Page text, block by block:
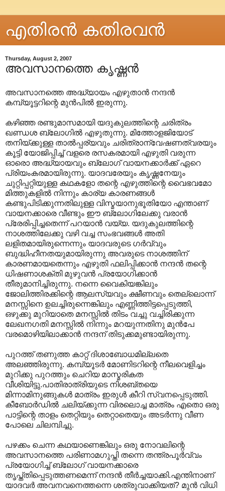
എതിരന്‍ കതിരവന്‍
Thursday, August 2, 2007
അവസാനത്തെ കൃഷ്ണന്‍
അവസാനത്തെ അദ്ധ്യായം എഴുതാന്‍ നന്ദന്‍
കമ്പ്യൂട്ടറിന്റെ മുന്‍പില്‍ ഇരുന്നു.
കഴിഞ്ഞ രണ്ടുമാസമായി യദുകുലത്തിന്റെ ചരിത്രം
ഖണ്ഡശ ബ്ലോഗില്‍ എഴുതുന്നു. മിത്തോളജിയോട്
തനിയ്ക്കുള്ള താല്‍പ്പര്യവും ചരിത്രാ‍ന്വേഷണത്വരയും
കൂട്ടി യോജിപ്പിച്ച് വളരെ രസകരമായി എഴുതി വരുന്ന
ഓരൊ അദ്ധ്യായവും ബ്ലോഗ് വായനക്കാര്‍ക്ക് ഏറെ
പ്രിയംകരമായിരുന്നു. യാദവരേയും കൃഷ്ണനേയും
ചുറ്റിപ്പറ്റിയുള്ള കഥകളോ തന്റെ എഴുത്തിന്റെ വൈഭവമോ
മിത്തുകളില്‍ നിന്നും കാര്യ കാരണങ്ങള്‍
കണ്ടുപിടിക്കുന്നതിലുള്ള വിസ്മയാ‍നുഭൂതിയോ എന്താണ്
വായനക്കാരെ വീണ്ടും ഈ ബ്ലോഗിലേക്കു വരാന്‍
പ്രേരിപ്പിച്ചതെന്ന് പറയാന്‍ വയ്യ. യദുകുലത്തിന്റെ
നാശത്തിലേക്കു വഴി വച്ച സംഭവങ്ങള്‍‍ അതി
ലളിതമായിരുന്നെന്നും യാദവരുടെ ഗര്‍വ്വും
ബുദ്ധിഹീനതയുമായിരുന്നു അവരുടെ നാശത്തിന്
കാരണമായതെന്നും എഴുതി ഫലിപ്പിക്കാന്‍ നന്ദന്‍ തന്റെ
ധിഷണാശക്തി മുഴുവന്‍ പ്രയോഗിക്കാന്‍
തീരുമാനിച്ചിരുന്നു. നന്നെ വൈകിയങ്കിലും
ജോലിത്തിരക്കിന്റെ ആലസ്യവും ക്ഷീണവും തെല്ലൊന്ന്
മനസ്സിനെ ഉലച്ചിരുന്നെങ്കിലും എണ്ണിത്തിട്ടപ്പെടുത്തി,
ഒഴുക്കു മുറിയാതെ മനസ്സില്‍ തിടം വച്ചു വച്ചിരിക്കുന്ന
ലേഖനഗതി മനസ്സില്‍ നിന്നും മറയുന്നതിനു മുന്‍പേ
വരമൊഴിയിലാക്കാന്‍ നന്ദന് തിടുക്കമുണ്ടായിരുന്നു.
പുറത്ത് തണുത്ത കാറ്റ് ദിശാബോധമില്ലതെ
അല‍ഞ്ഞിരുന്നു. കമ്പ്യൂടര്‍ മോണിടറിന്റെ നീലവെളിച്ചം
മുറിക്കു പുറത്തും ചെറിയ മാസ്മരികത
വീശിയിട്ടു.പാതിരാത്രിയുടെ നിശബ്തയെ
മിന്നാമിനുങ്ങുകള്‍ മാത്രം ഇരുള്‍ കീറി സ്വനപ്പെടുത്തി.
കീബോര്‍ഡില്‍ ചലിയ്ക്കുന്ന വിരലൊച്ച മാത്രം എതൊ ഒരു
പാട്ടിന്റെ താളം തെറ്റിയും തെറ്റാതെയും അടര്‍ന്നു വീണ
പോലെ ചിലമ്പിച്ചു.
പഴക്കം ചെന്ന കഥയാണെങ്കിലും ഒരു നോവലിന്റെ
അവസാനത്തെ പരിണാമഗുപ്തി തന്നെ തന്ത്രപൂര്‍വ്വം
പ്രയോഗിച്ച് ബ്ലോഗ് വായനക്കാരെ
തൃപ്ത്തിപ്പെടുത്തണമെന്ന് നന്ദന്‍ തീര്‍ച്ചയാക്കി.എന്തിനാണ്
യാദവര്‍ അവനവനെത്തന്നെ ശത്രുവാക്കിയത്? മുന്‍ വിധി